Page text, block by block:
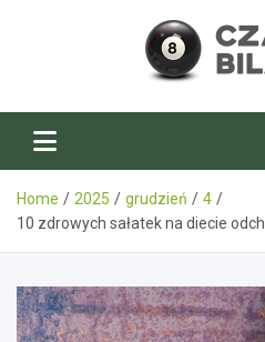
Home 2025 grudzień
4
10 zdrowych sałatek na diecie